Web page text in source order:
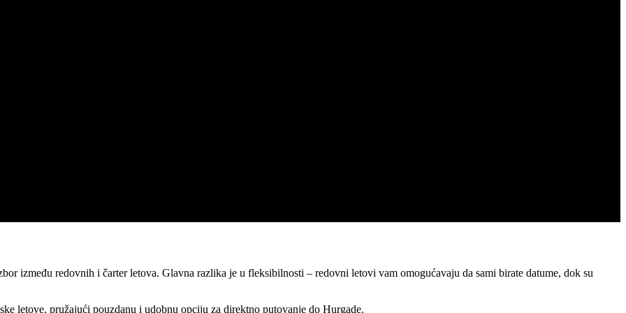
između redovnih i čarter letova. Glavna razlika je u fleksibilnosti – redovni letovi vam omogućavaju da sami birate datume, dok su
letove, pružajući pouzdanu i udobnu opciju za direktno putovanje do Hurgade.